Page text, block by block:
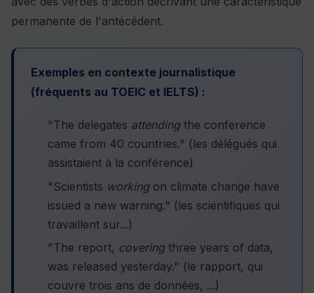
permanente de l'antécédent.
Exemples en contexte journalistique
(fréquents au TOEIC et IELTS) :
"The delegates attendingthe conference
came from 40 countries." (les délégués qui
assistaient à la conférence)
"Scientists workingon climate change have
issued a new warning." (les scientifiques qui
travaillent sur...)
"The report, coveringthree years of data,
was released yesterday." (le rapport, qui
couvre trois ans de données, ...)